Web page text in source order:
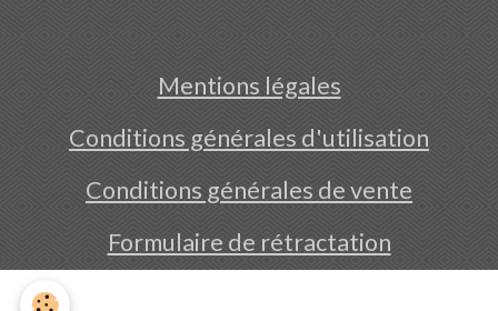
Mentions légales
Conditions générales d'utilisation
Conditions générales de vente
Formulaire de rétractation